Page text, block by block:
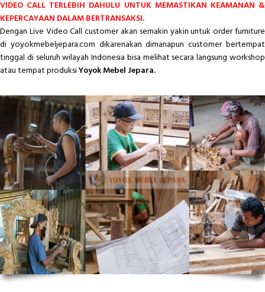
VIDEO CALL TERLEBIH DAHULU UNTUK MEMASTIKAN KEAMANAN &
KEPERCAYAAN DALAM BERTRANSAKSI.
Dengan Live Video Call customer akan semakin yakin untuk order furniture
di yoyokmebeljepara.com dikarenakan dimanapun customer bertempat
tinggal di seluruh wilayah Indonesia bisa melihat secara langsung workshop
atau tempat produksiYoyok Mebel Jepara.